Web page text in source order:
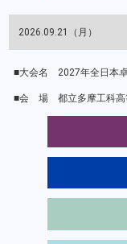
2026.09.21（月）
2027年全日本
都立多摩工科